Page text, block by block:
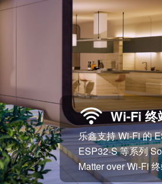
Wi-Fi 终
乐鑫支持 Wi-Fi 的
ESP32-S 等系列
Matter over Wi-Fi